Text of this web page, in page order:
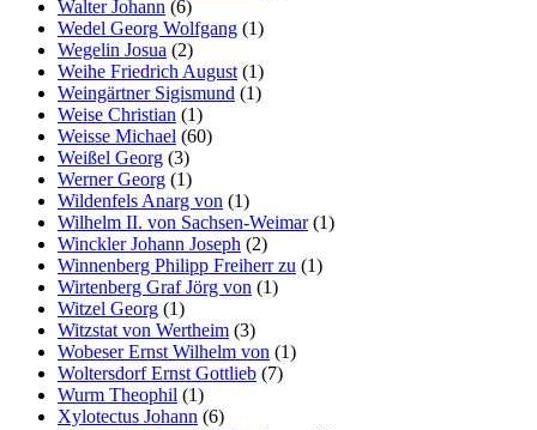
Walter Johann (6)
Wedel Georg Wolfgang (1)
Wegelin Josua (2)
Weihe Friedrich August (1)
Weingärtner Sigismund (1)
Weise Christian (1)
Weisse Michael (60)
Weißel Georg (3)
Werner Georg (1)
Wildenfels Anarg von (1)
Wilhelm II. von Sachsen-Weimar(1)
Winckler Johann Joseph (2)
Winnenberg Philipp Freiherr zu (1)
Wirtenberg Graf Jörg von (1)
Witzel Georg (1)
Witzstat von Wertheim (3)
Wobeser Ernst Wilhelm von (1)
Woltersdorf Ernst Gottlieb (7)
Wurm Theophil (1)
Xylotectus Johann (6)